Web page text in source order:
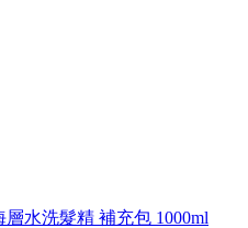
層水洗髮精 補充包 1000ml